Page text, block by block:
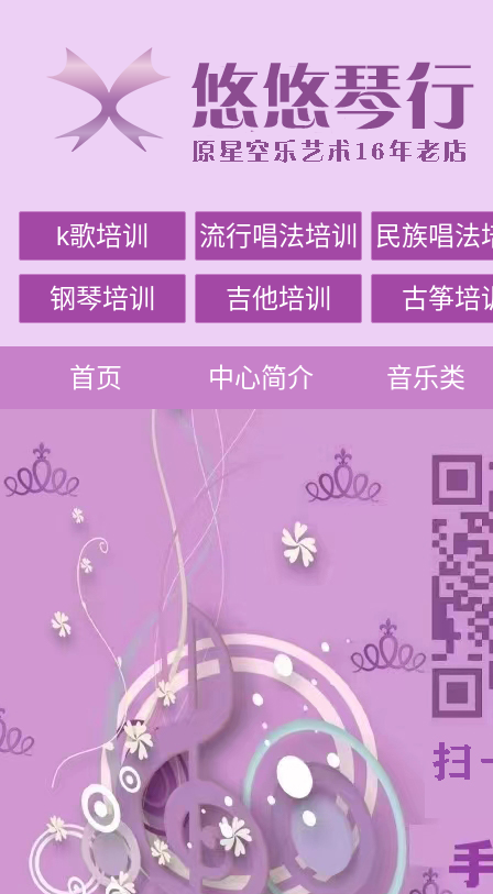
k歌培训 流行唱法培训 民族唱法
钢琴培训 吉他培训 古筝培
首页 中心简介 音乐类